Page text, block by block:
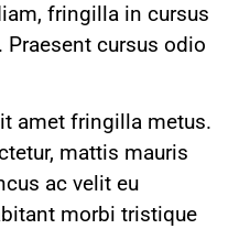
fringilla in cursus
Praesent cursus odio
amet fringilla metus.
mattis mauris
ac velit eu
morbi tristique